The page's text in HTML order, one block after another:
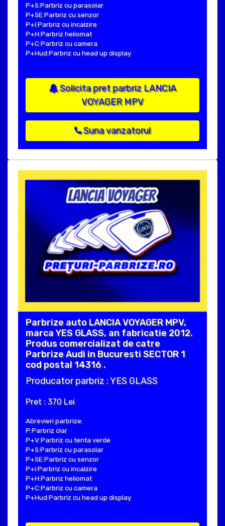
P+S:Parbriz cu parasolar
P+SE:Parbriz cu senzor
P+I:Parbriz cu incalzire
P+H:Parbriz heliomat
P+C:Parbriz cu camera
P+Hud:Parbriz cu head up display
Solicita pret parbriz LANCIA
VOYAGER MPV
Suna vanzatorul
Parbrize auto LANCIA VOYAGER MPV,
marca YES GLASS, an fabricatie 2012.
Produs comercializat de catre
Parbrize Audi in Bucuresti SECTOR 1
cod postal 14316 .
Producator parbriz : YES GLASS
Pret : 370 Lei
Abrevieri parbrize:
P:Parbriz clar
P+V:Parbriz cu tenta verde
P+S:Parbriz cu parasolar
P+SE:Parbriz cu senzor
P+I:Parbriz cu incalzire
P+H:Parbriz heliomat
P+C:Parbriz cu camera
P+Hud:Parbriz cu head up display